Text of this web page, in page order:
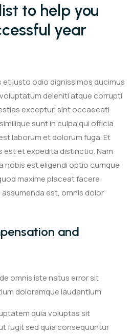
to help you
year
iusto odio dignissimos ducimus
deleniti atque corrupti
excepturi sint occaecati
sunt in culpa qui officia
laborum et dolorum fuga. Et
est et expedita distinctio. Nam
nobis est eligendi optio cumque
maxime placeat facere
est, omnis dolor
and
omnis iste natus error sit
doloremque laudantium
quia voluptas sit
fugit sed quia consequuntur